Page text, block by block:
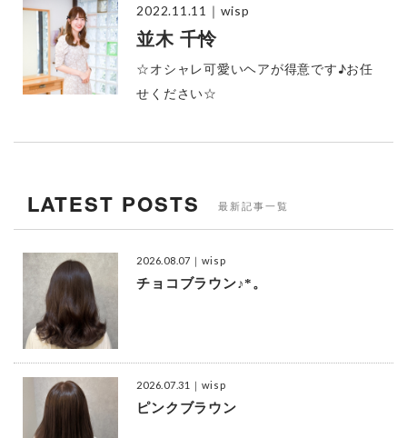
2022.11.11 ｜wisp
並木 千怜
☆オシャレ可愛いヘアが得意です♪お任
せください☆
LATEST POSTS 最新記事一覧
2026.08.07 ｜wisp
チョコブラウン♪*。
2026.07.31 ｜wisp
ピンクブラウン